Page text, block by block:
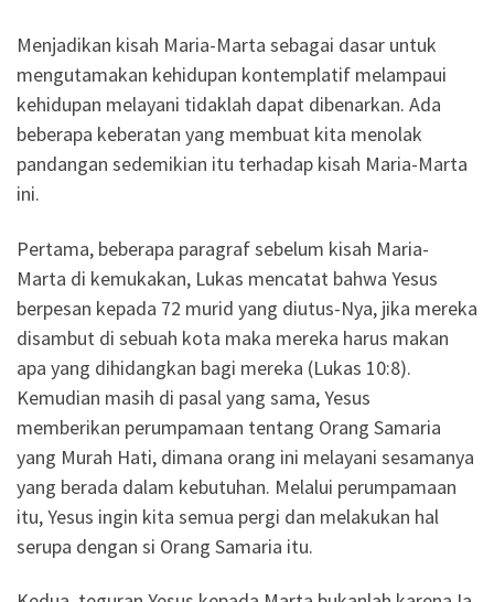
Menjadikan kisah Maria-Marta sebagai dasar untuk
mengutamakan kehidupan kontemplatif melampaui
kehidupan melayani tidaklah dapat dibenarkan. Ada
beberapa keberatan yang membuat kita menolak
pandangan sedemikian itu terhadap kisah Maria-Marta
ini.
Pertama, beberapa paragraf sebelum kisah Maria-
Marta di kemukakan, Lukas mencatat bahwa Yesus
berpesan kepada 72 murid yang diutus-Nya, jika mereka
disambut di sebuah kota maka mereka harus makan
apa yang dihidangkan bagi mereka (Lukas 10:8).
Kemudian masih di pasal yang sama, Yesus
memberikan perumpamaan tentang Orang Samaria
yang Murah Hati, dimana orang ini melayani sesamanya
yang berada dalam kebutuhan. Melalui perumpamaan
itu, Yesus ingin kita semua pergi dan melakukan hal
serupa dengan si Orang Samaria itu.